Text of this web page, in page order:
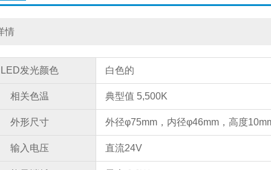
情
LED发光颜色 白色的
相关色温 典型值 5,500K
外形尺寸 外径φ75mm，内径φ46mm，高度
输入电压 直流24V